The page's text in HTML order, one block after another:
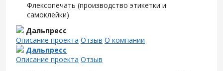
Флексопечать (производство этикетки и
самоклейки)
Дальпресс
Описание проекта Отзыв О компании
Дальпресс
Описание проекта Отзыв